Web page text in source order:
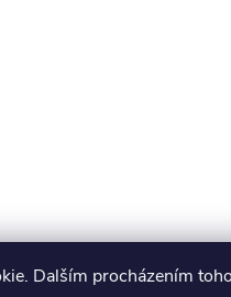
Dalším procházením